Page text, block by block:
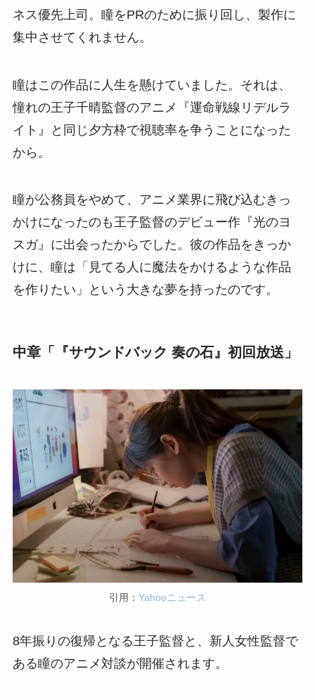
ネス優先上司。瞳をPRのために振り回し、製作に
集中させてくれません。
瞳はこの作品に人生を懸けていました。それは、
憧れの王子千晴監督のアニメ『運命戦線リデルラ
イト』と同じ夕方枠で視聴率を争うことになった
から。
瞳が公務員をやめて、アニメ業界に飛び込むきっ
かけになったのも王子監督のデビュー作『光のヨ
スガ』に出会ったからでした。彼の作品をきっか
けに、瞳は「見てる人に魔法をかけるような作品
を作りたい」という大きな夢を持ったのです。
中章「『サウンドバック 奏の石』初回放送」
引用： Yahooニュース
8年振りの復帰となる王子監督と、新人女性監督で
ある瞳のアニメ対談が開催されます。